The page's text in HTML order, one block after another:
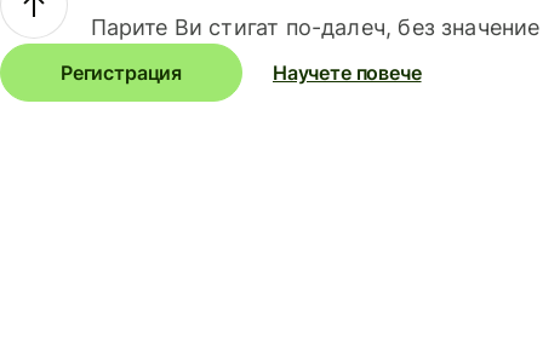
Парите Ви стигат по-далеч, без
Регистрация Научете повече